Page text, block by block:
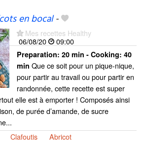
en bocal-
Mes recettes Healthy
06/08/20
09:00
Preparation: 20 min - Cooking: 40
min Que ce soit pour un pique-nique,
pour partir au travail ou pour partir en
randonnée, cette recette est super
elle est à emporter ! Composés ainsi
de purée d’amande, de sucre
Clafoutis Abricot